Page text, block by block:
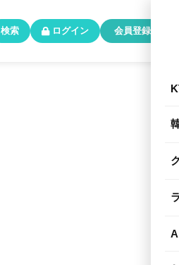
検索 ログイン 会員登録